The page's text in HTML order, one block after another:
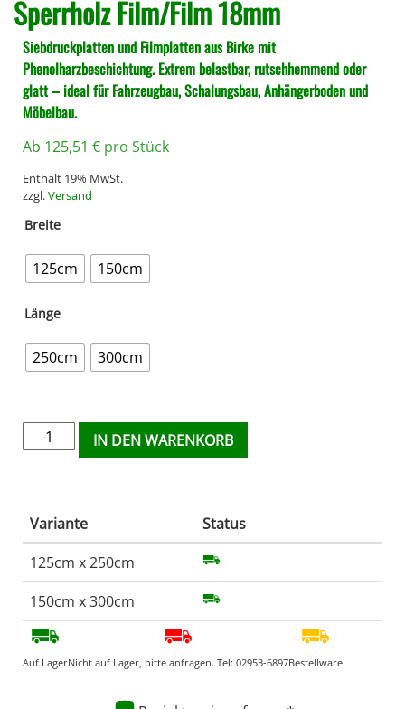
Sperrholz Film/Film 18mm
Siebdruckplatten und Filmplatten aus Birke mit
Phenolharzbeschichtung. Extrem belastbar, rutschhemmend oder
glatt – ideal für Fahrzeugbau, Schalungsbau, Anhängerboden und
Möbelbau.
Ab 125,51 € pro Stück
Enthält 19% MwSt.
zzgl.Versand
Breite
125cm 150cm
Länge
250cm 300cm
IN DEN WARENKORB
Variante
Status
125cm x 250cm
150cm x 300cm
Auf LagerNicht auf Lager, bitte anfragen. Tel: 02953-6897Bestellware